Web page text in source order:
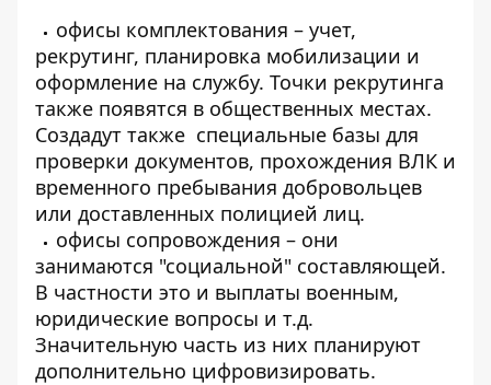
офисы комплектования – учет,
рекрутинг, планировка мобилизации и
оформление на службу. Точки рекрутинга
также появятся в общественных местах.
Создадут также специальные базы для
проверки документов, прохождения ВЛК и
временного пребывания добровольцев
или доставленных полицией лиц.
офисы сопровождения – они
занимаются "социальной" составляющей.
В частности это и выплаты военным,
юридические вопросы и т.д.
Значительную часть из них планируют
дополнительно цифровизировать.